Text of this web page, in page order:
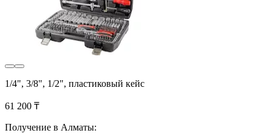
1/4", 3/8", 1/2", пластиковый кейс
61 200 ₸
Получение в Алматы: